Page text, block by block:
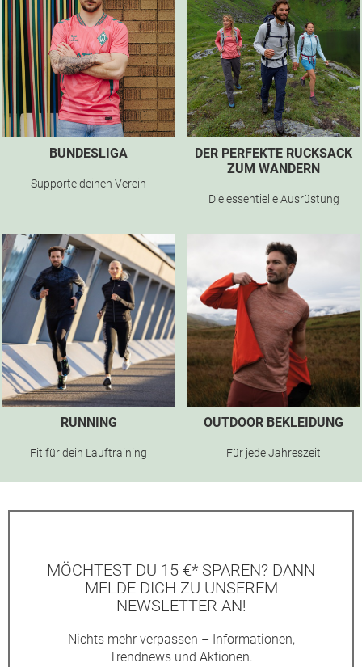
BUNDESLIGA
Supporte deinen Verein
DER PERFEKTE RUCKSACK
ZUM WANDERN
Die essentielle Ausrüstung
RUNNING
Fit für dein Lauftraining
OUTDOOR BEKLEIDUNG
Für jede Jahreszeit
MÖCHTEST DU 15 €* SPAREN? DANN
MELDE DICH ZU UNSEREM
NEWSLETTER AN!
Nichts mehr verpassen – Informationen,
Trendnews und Aktionen.